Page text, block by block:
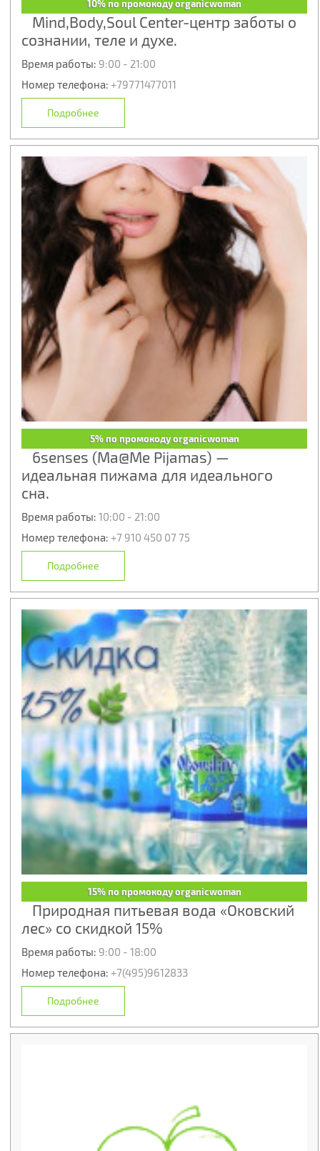
10% по промокоду organicwoman
Mind,Body,Soul Center-центр заботы о
сознании, теле и духе.
Время работы: 9:00 - 21:00
Номер телефона: +79771477011
Подробнее
5% по промокоду organicwoman
6senses (Ma@Me Pijamas) —
идеальная пижама для идеального
сна.
Время работы: 10:00 - 21:00
Номер телефона: +7 910 450 07 75
Подробнее
15% по промокоду organicwoman
Природная питьевая вода «Оковский
лес» со скидкой 15%
Время работы: 9:00 - 18:00
Номер телефона: +7(495)9612833
Подробнее